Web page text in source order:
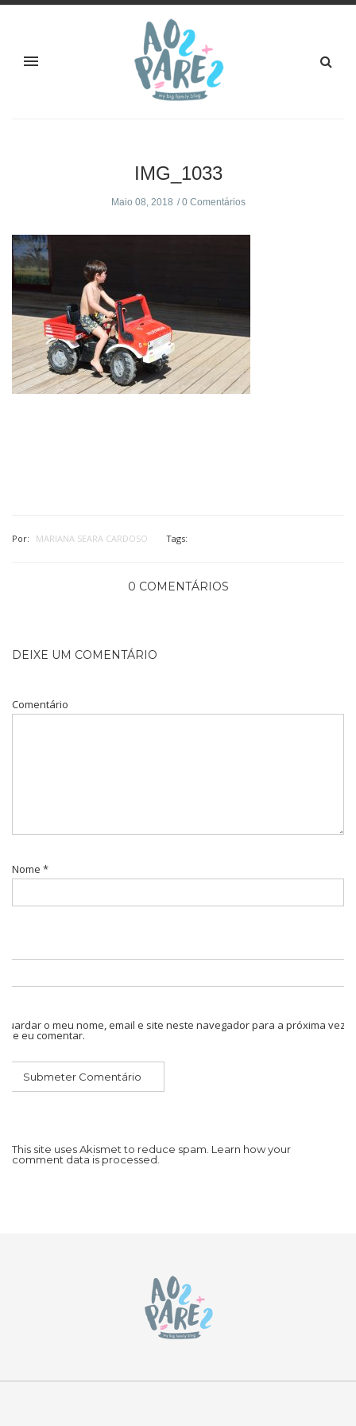
IMG_1033
Maio 08, 2018 0 Comentários
Por: MARIANA SEARA CARDOSO Tags:
0 COMENTÁRIOS
DEIXE UM COMENTÁRIO
Comentário
Nome *
Guardar o meu nome, email e site neste navegador para a próxima vez
que eu comentar.
This site uses Akismet to reduce spam. Learn how your
comment data is processed.